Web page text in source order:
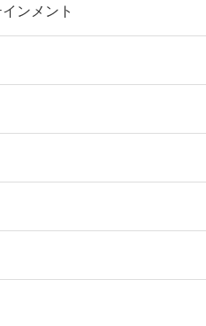
ンメント